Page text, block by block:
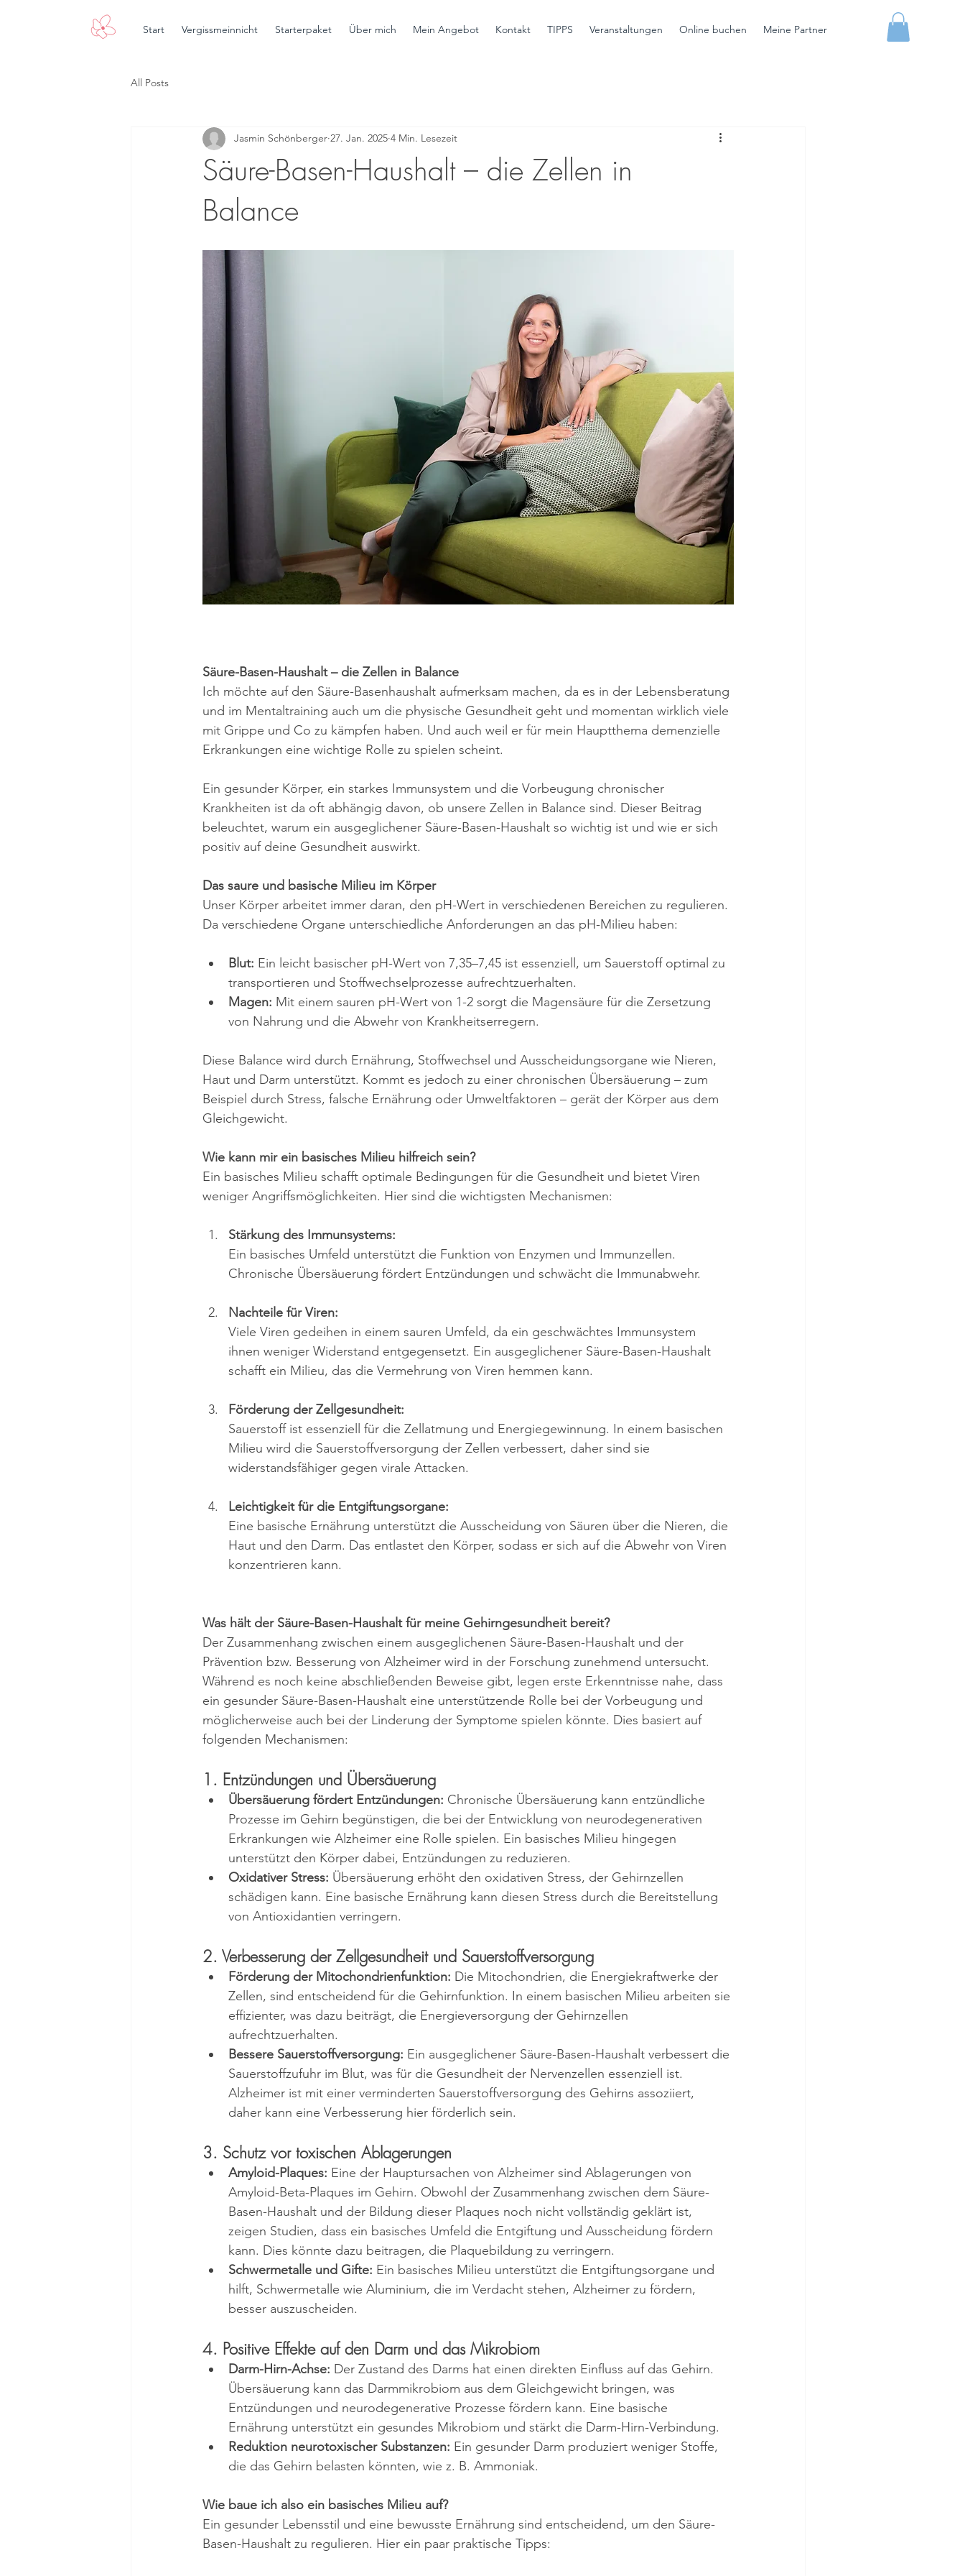
Start Vergissmeinnicht Starterpaket Über mich Mein Angebot Kontakt TIPPS Veranstaltungen Online buchen Meine Partner
All Posts
Säure-Basen-Haushalt – die Zellen in
Balance
Jasmin Schönberger 27. Jan. 2025 4 Min. Lesezeit
Säure-Basen-Haushalt – die Zellen in Balance
Ich möchte auf den Säure-Basenhaushalt aufmerksam machen, da es in der Lebensberatung
und im Mentaltraining auch um die physische Gesundheit geht und momentan wirklich viele
mit Grippe und Co zu kämpfen haben. Und auch weil er für mein Hauptthema demenzielle
Erkrankungen eine wichtige Rolle zu spielen scheint.
Ein gesunder Körper, ein starkes Immunsystem und die Vorbeugung chronischer
Krankheiten ist da oft abhängig davon, ob unsere Zellen in Balance sind. Dieser Beitrag
beleuchtet, warum ein ausgeglichener Säure-Basen-Haushalt so wichtig ist und wie er sich
positiv auf deine Gesundheit auswirkt.
Das saure und basische Milieu im Körper
Unser Körper arbeitet immer daran, den pH-Wert in verschiedenen Bereichen zu regulieren.
Da verschiedene Organe unterschiedliche Anforderungen an das pH-Milieu haben:
Blut: Ein leicht basischer pH-Wert von 7,35–7,45 ist essenziell, um Sauerstoff optimal zu
transportieren und Stoffwechselprozesse aufrechtzuerhalten.
Magen: Mit einem sauren pH-Wert von 1-2 sorgt die Magensäure für die Zersetzung
von Nahrung und die Abwehr von Krankheitserregern.
Diese Balance wird durch Ernährung, Stoffwechsel und Ausscheidungsorgane wie Nieren,
Haut und Darm unterstützt. Kommt es jedoch zu einer chronischen Übersäuerung – zum
Beispiel durch Stress, falsche Ernährung oder Umweltfaktoren – gerät der Körper aus dem
Gleichgewicht.
Wie kann mir ein basisches Milieu hilfreich sein?
Ein basisches Milieu schafft optimale Bedingungen für die Gesundheit und bietet Viren
weniger Angriffsmöglichkeiten. Hier sind die wichtigsten Mechanismen:
Stärkung des Immunsystems:
Ein basisches Umfeld unterstützt die Funktion von Enzymen und Immunzellen.
Chronische Übersäuerung fördert Entzündungen und schwächt die Immunabwehr.
Nachteile für Viren:
Viele Viren gedeihen in einem sauren Umfeld, da ein geschwächtes Immunsystem
ihnen weniger Widerstand entgegensetzt. Ein ausgeglichener Säure-Basen-Haushalt
schafft ein Milieu, das die Vermehrung von Viren hemmen kann.
Förderung der Zellgesundheit:
Sauerstoff ist essenziell für die Zellatmung und Energiegewinnung. In einem basischen
Milieu wird die Sauerstoffversorgung der Zellen verbessert, daher sind sie
widerstandsfähiger gegen virale Attacken.
Leichtigkeit für die Entgiftungsorgane:
Eine basische Ernährung unterstützt die Ausscheidung von Säuren über die Nieren, die
Haut und den Darm. Das entlastet den Körper, sodass er sich auf die Abwehr von Viren
konzentrieren kann.
Was hält der Säure-Basen-Haushalt für meine Gehirngesundheit bereit?
Der Zusammenhang zwischen einem ausgeglichenen Säure-Basen-Haushalt und der
Prävention bzw. Besserung von Alzheimer wird in der Forschung zunehmend untersucht.
Während es noch keine abschließenden Beweise gibt, legen erste Erkenntnisse nahe, dass
ein gesunder Säure-Basen-Haushalt eine unterstützende Rolle bei der Vorbeugung und
möglicherweise auch bei der Linderung der Symptome spielen könnte. Dies basiert auf
folgenden Mechanismen:
1. Entzündungen und Übersäuerung
Übersäuerung fördert Entzündungen: Chronische Übersäuerung kann entzündliche
Prozesse im Gehirn begünstigen, die bei der Entwicklung von neurodegenerativen
Erkrankungen wie Alzheimer eine Rolle spielen. Ein basisches Milieu hingegen
unterstützt den Körper dabei, Entzündungen zu reduzieren.
Oxidativer Stress: Übersäuerung erhöht den oxidativen Stress, der Gehirnzellen
schädigen kann. Eine basische Ernährung kann diesen Stress durch die Bereitstellung
von Antioxidantien verringern.
2. Verbesserung der Zellgesundheit und Sauerstoffversorgung
Förderung der Mitochondrienfunktion: Die Mitochondrien, die Energiekraftwerke der
Zellen, sind entscheidend für die Gehirnfunktion. In einem basischen Milieu arbeiten sie
effizienter, was dazu beiträgt, die Energieversorgung der Gehirnzellen
aufrechtzuerhalten.
Bessere Sauerstoffversorgung: Ein ausgeglichener Säure-Basen-Haushalt verbessert die
Sauerstoffzufuhr im Blut, was für die Gesundheit der Nervenzellen essenziell ist.
Alzheimer ist mit einer verminderten Sauerstoffversorgung des Gehirns assoziiert,
daher kann eine Verbesserung hier förderlich sein.
3. Schutz vor toxischen Ablagerungen
Amyloid-Plaques: Eine der Hauptursachen von Alzheimer sind Ablagerungen von
Amyloid-Beta-Plaques im Gehirn. Obwohl der Zusammenhang zwischen dem Säure-
Basen-Haushalt und der Bildung dieser Plaques noch nicht vollständig geklärt ist,
zeigen Studien, dass ein basisches Umfeld die Entgiftung und Ausscheidung fördern
kann. Dies könnte dazu beitragen, die Plaquebildung zu verringern.
Schwermetalle und Gifte: Ein basisches Milieu unterstützt die Entgiftungsorgane und
hilft, Schwermetalle wie Aluminium, die im Verdacht stehen, Alzheimer zu fördern,
besser auszuscheiden.
4. Positive Effekte auf den Darm und das Mikrobiom
Darm-Hirn-Achse: Der Zustand des Darms hat einen direkten Einfluss auf das Gehirn.
Übersäuerung kann das Darmmikrobiom aus dem Gleichgewicht bringen, was
Entzündungen und neurodegenerative Prozesse fördern kann. Eine basische
Ernährung unterstützt ein gesundes Mikrobiom und stärkt die Darm-Hirn-Verbindung.
Reduktion neurotoxischer Substanzen: Ein gesunder Darm produziert weniger Stoffe,
die das Gehirn belasten könnten, wie z. B. Ammoniak.
Wie baue ich also ein basisches Milieu auf?
Ein gesunder Lebensstil und eine bewusste Ernährung sind entscheidend, um den Säure-
Basen-Haushalt zu regulieren. Hier ein paar praktische Tipps: